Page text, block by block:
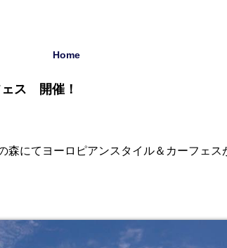
Home
ェス 開催！
にてヨーロピアンスタイル＆カーフェス